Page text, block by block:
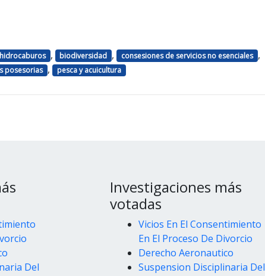
, biodiversidad , consesiones de servicios no esenciales ,
posesorias , pesca y acuicultura
Del
Investigaciones más
votadas
Vicios En El Consentimiento
En El Proceso De Divorcio
Derecho Aeronautico
Suspension Disciplinaria Del